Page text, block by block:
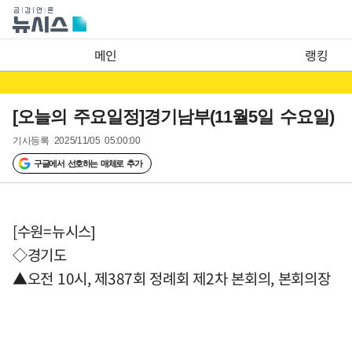
메인 랭킹
[오늘의 주요일정]경기남부(11월5일 수요일)
기사등록 2025/11/05 05:00:00
구글에서 선호하는 매체로 추가
[수원=뉴시스]
◇경기도
▲오전 10시, 제387회 정례회 제2차 본회의, 본회의장